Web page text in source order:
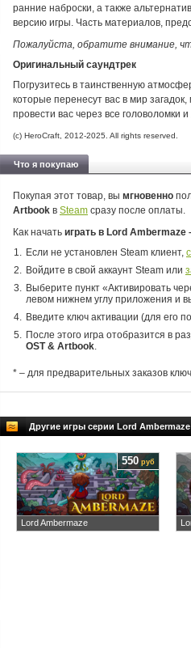
ранние наброски, а также
версию игры. Часть материалов,
Пожалуйста, обратите внимание,
Оригинальный саундтрек
Погрузитесь в таинственную
которые перенесут вас в мир
провести вас через все головоломки
(c) HeroCraft, 2012-2025. All rights reserved.
Что я покупаю
Покупая этот товар, вы мгновенно
Artbook в Steam сразу после оплаты.
Как начать играть в Lord Ambermaze
Если не установлен Steam клиент,
Войдите в свой аккаунт Steam или
Выберите пункт «Активировать
левом нижнем углу приложения и
Введите ключ активации (для его
После этого игра отобразится в
OST & Artbook.
* – для предварительных заказов
Другие игры серии Lord Ambermaze
Lord Ambermaze
550руб